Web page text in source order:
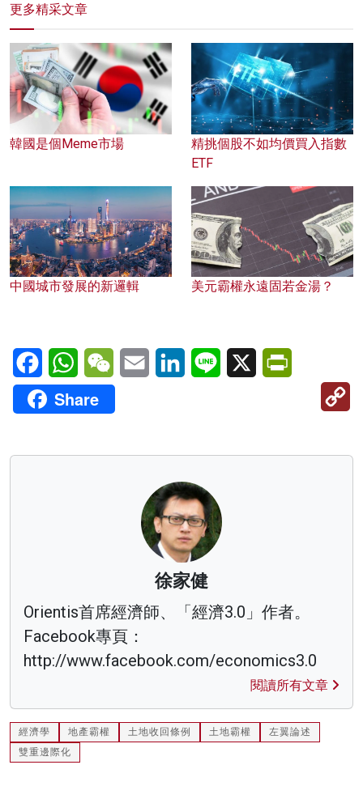
更多精采文章
韓國是個Meme市場
精挑個股不如均價買入指數
ETF
中國城市發展的新邏輯 美元霸權永遠固若金湯？
FacebookWhatsAppWeChatEmail LinkedInLine X
Share
徐家健
Orientis首席經濟師、「經濟3.0」作者。
Facebook專頁：
http://www.facebook.com/economics3.0
閱讀所有文章
經濟學 地產霸權 土地收回條例 土地霸權
左翼論述
雙重邊際化